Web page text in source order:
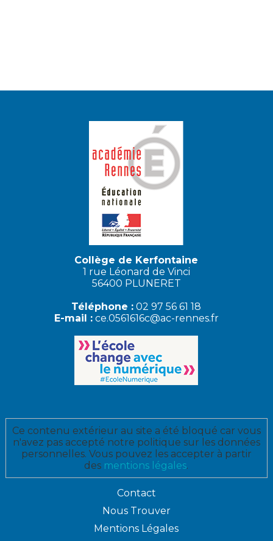
Collège de Kerfontaine
1 rue Léonard de Vinci
56400 PLUNERET
Téléphone : 02 97 56 61 18
E-mail : ce.0561616c@ac-rennes.fr
Ce contenu extérieur au site a été bloqué car vous
n'avez pas accepté notre politique sur les données
personnelles. Vous pouvez les accepter à partir
des mentions légales.
Contact
Nous Trouver
Mentions Légales